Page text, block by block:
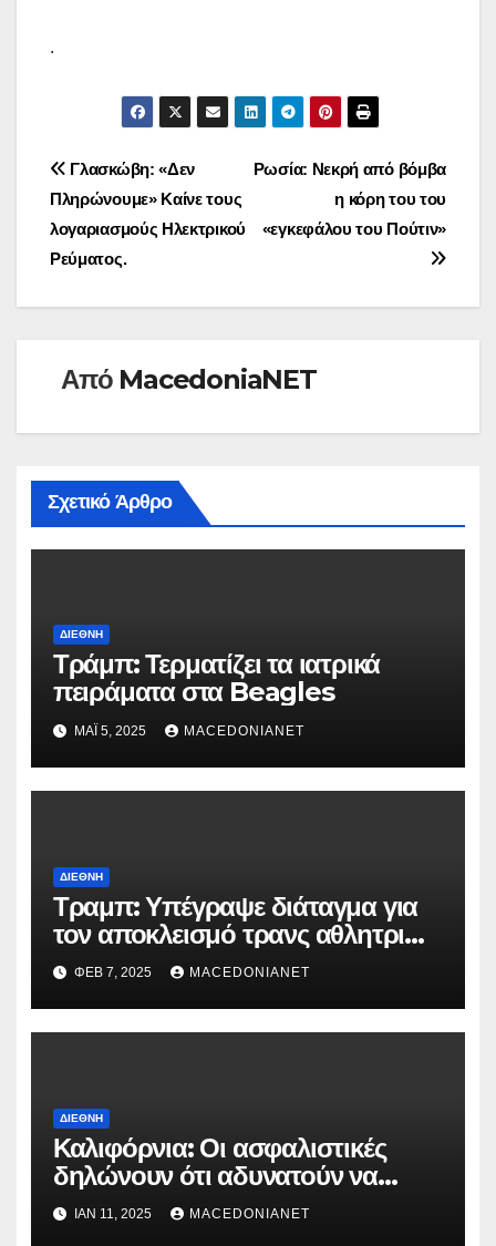
.
Πλοήγηση
άρθρων
Ρωσία: Νεκρή από βόμβα
η κόρη του του
«εγκεφάλου του Πούτιν»
Γλασκώβη: «Δεν
Πληρώνουμε» Καίνε τους
λογαριασμούς Ηλεκτρικού
Ρεύματος.
Από MacedoniaNET
Σχετικό Άρθρο
ΔΙΕΘΝΉ
Τράμπ: Τερματίζει τα ιατρικά
πειράματα στα Beagles
ΜΆΙ 5, 2025 MACEDONIANET
ΔΙΕΘΝΉ
Τραμπ: Υπέγραψε διάταγμα για
τον αποκλεισμό τρανς αθλητριών
από γυναικείες διοργανώσεις
ΦΕΒ 7, 2025 MACEDONIANET
ΔΙΕΘΝΉ
Καλιφόρνια: Οι ασφαλιστικές
δηλώνουν ότι αδυνατούν να
καλύψουν τις αποζημιώσεις!
ΙΑΝ 11, 2025 MACEDONIANET